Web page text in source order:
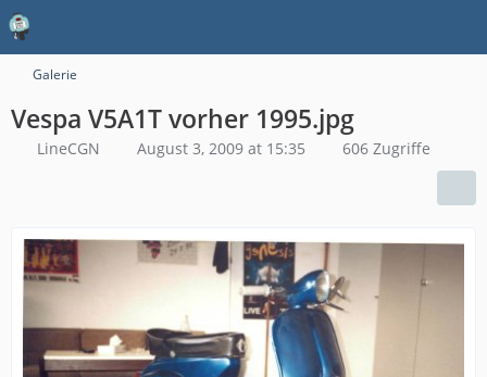
Galerie
Vespa V5A1T vorher 1995.jpg
LineCGN August 3, 2009 at 15:35 606 Zugriffe